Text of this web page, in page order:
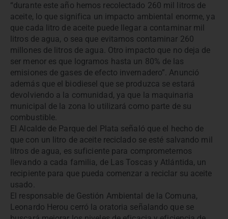
“durante este año hemos recolectado 260 mil litros de
aceite, lo que significa un impacto ambiental enorme, ya
que cada litro de aceite puede llegar a contaminar mil
litros de agua, o sea que evitamos contaminar 260
millones de litros de agua. Otro impacto que no deja de
ser menor es que logramos hasta un 80% de las
emisiones de gases de efecto invernadero”. Anunció
además que el biodiesel que se produzca se estará
devolviendo a la comunidad, ya que la maquinaria
municipal de la zona lo utilizará como parte de su
combustible.
El Alcalde de Parque del Plata señaló que el hecho de
que con un litro de aceite reciclado se esté salvando mil
litros de agua, es suficiente para comprometernos
llevando a cada familia, de Las Toscas y Atlántida, un
recipiente para que pueda comenzar a reciclar su aceite
usado.
El responsable de Gestión Ambiental de la Comuna,
Leonardo Herou cerró la oratoria señalando que se